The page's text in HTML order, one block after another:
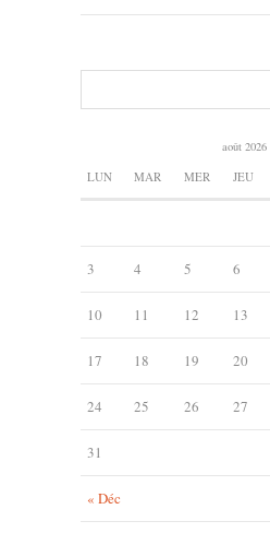
août 2026
LUN MAR MER JEU
« Déc
3 4 5 6
10 11 12 13
17 18 19 20
24 25 26 27
31